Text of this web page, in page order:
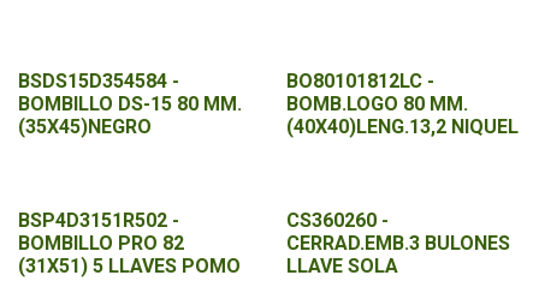
BSDS15D354584 -
BOMBILLO DS-15 80 MM.
(35X45)NEGRO
BO80101812LC -
BOMB.LOGO 80 MM.
(40X40)LENG.13,2 NIQUEL
BSP4D3151R502 -
BOMBILLO PRO 82
(31X51) 5 LLAVES POMO
CS360260 -
CERRAD.EMB.3 BULONES
LLAVE SOLA